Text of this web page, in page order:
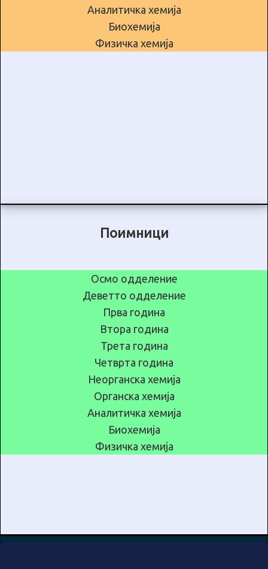
Аналитичка хемија
Биохемија
Физичка хемија
Поимници
Осмо одделение
Деветто одделение
Прва година
Втора година
Трета година
Четврта година
Неорганска хемија
Органска хемија
Аналитичка хемија
Биохемија
Физичка хемија